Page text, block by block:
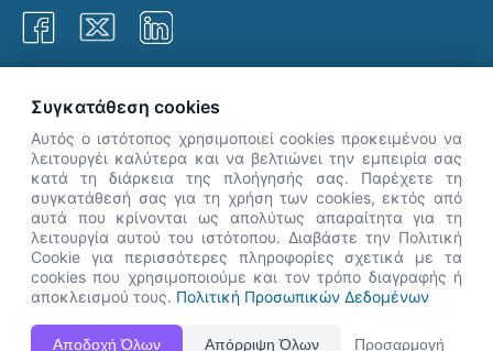
Η Ιστοσελίδα ΑνΑΔ είναι πλήρως συμβατή με τις νεότερες εκδόσεις, Google Chrome, Mozilla Firefox,
Apple Safari καθώς και Internet Explorer.
👋 Καλώς ήρθες! Είμαι η Νόησις.
Πες μου πώς μπορώ να σε βοηθήσω
σήμερα.
Συγκατάθεση cookies
Αυτός ο ιστότοπος χρησιμοποιεί cookies προκειμένου να
λειτουργέι καλύτερα και να βελτιώνει την εμπειρία σας
κατά τη διάρκεια της πλοήγησής σας. Παρέχετε τη
συγκατάθεσή σας για τη χρήση των cookies, εκτός από
αυτά που κρίνονται ως απολύτως απαραίτητα για τη
λειτουργία αυτού του ιστότοπου. Διαβάστε την Πολιτική
Cookie για περισσότερες πληροφορίες σχετικά με τα
cookies που χρησιμοποιούμε και τον τρόπο διαγραφής ή
αποκλεισμού τους. Πολιτική Προσωπικών Δεδομένων
Αποδοχή Όλων Απόρριψη Όλων Προσαρμογή